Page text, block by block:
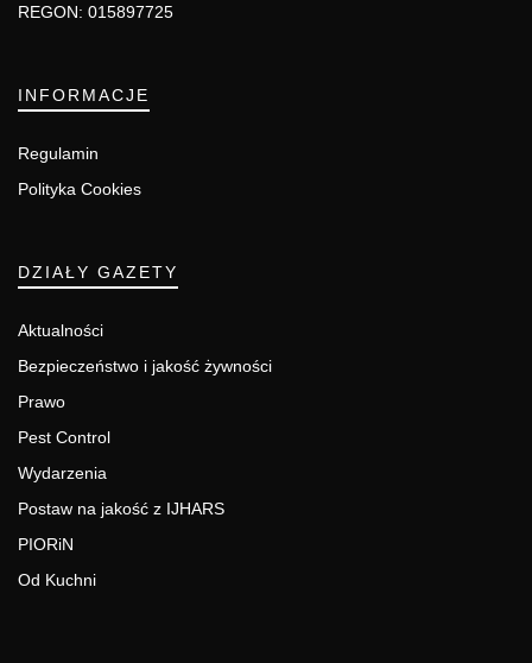
REGON: 015897725
INFORMACJE
Regulamin
Polityka Cookies
DZIAŁY GAZETY
Aktualności
Bezpieczeństwo i jakość żywności
Prawo
Pest Control
Wydarzenia
Postaw na jakość z IJHARS
PIORiN
Od Kuchni